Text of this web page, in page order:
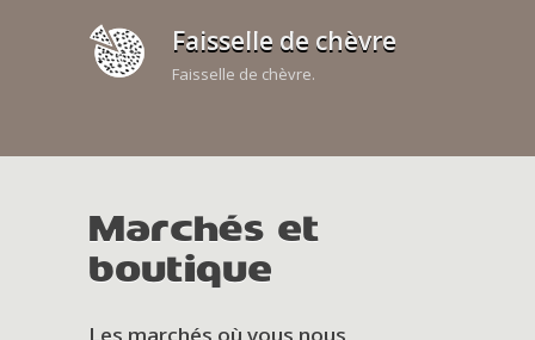
Faisselle de chèvre
Faisselle de chèvre.
Marchés et
boutique
Les marchés où vous nous